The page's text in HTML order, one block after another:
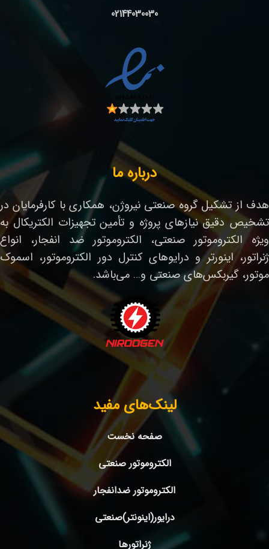
02144030030
درباره ما
هدف از تشکیل گروه صنعتی نیروژن، همکاری با کارفرمایان در
تشخیص دقیق نیازهای پروژه و تأمین تجهیزات الکتریکال به
ویژه الکتروموتور صنعتی، الکتروموتور ضد انفجار، انواع
ژنراتور، اینورتر و درایوهای کنترل دور الکتروموتور، اسموک
موتور، گیربکس‌های صنعتی و… می‌باشد.
لینک‌های مفید
صفحه نخست
الکتروموتور صنعتی
الکتروموتور ضدانفجار
درایور(اینونتر)صنعتی
ژنراتورها